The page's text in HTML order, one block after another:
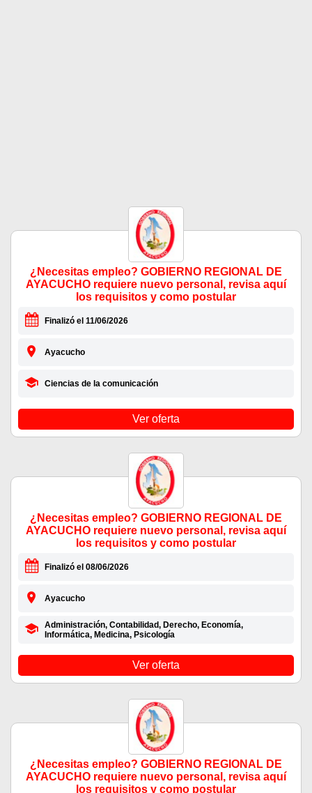
¿Necesitas empleo? GOBIERNO REGIONAL DE
AYACUCHO requiere nuevo personal, revisa aquí
los requisitos y como postular
Finalizó el 11/06/2026
Ayacucho
Ciencias de la comunicación
Ver oferta
¿Necesitas empleo? GOBIERNO REGIONAL DE
AYACUCHO requiere nuevo personal, revisa aquí
los requisitos y como postular
Finalizó el 08/06/2026
Ayacucho
Administración, Contabilidad, Derecho, Economía,
Informática, Medicina, Psicología
Ver oferta
¿Necesitas empleo? GOBIERNO REGIONAL DE
AYACUCHO requiere nuevo personal, revisa aquí
los requisitos y como postular